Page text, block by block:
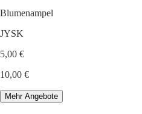
Blumenampel
JYSK
5,00 €
10,00 €
Mehr Angebote